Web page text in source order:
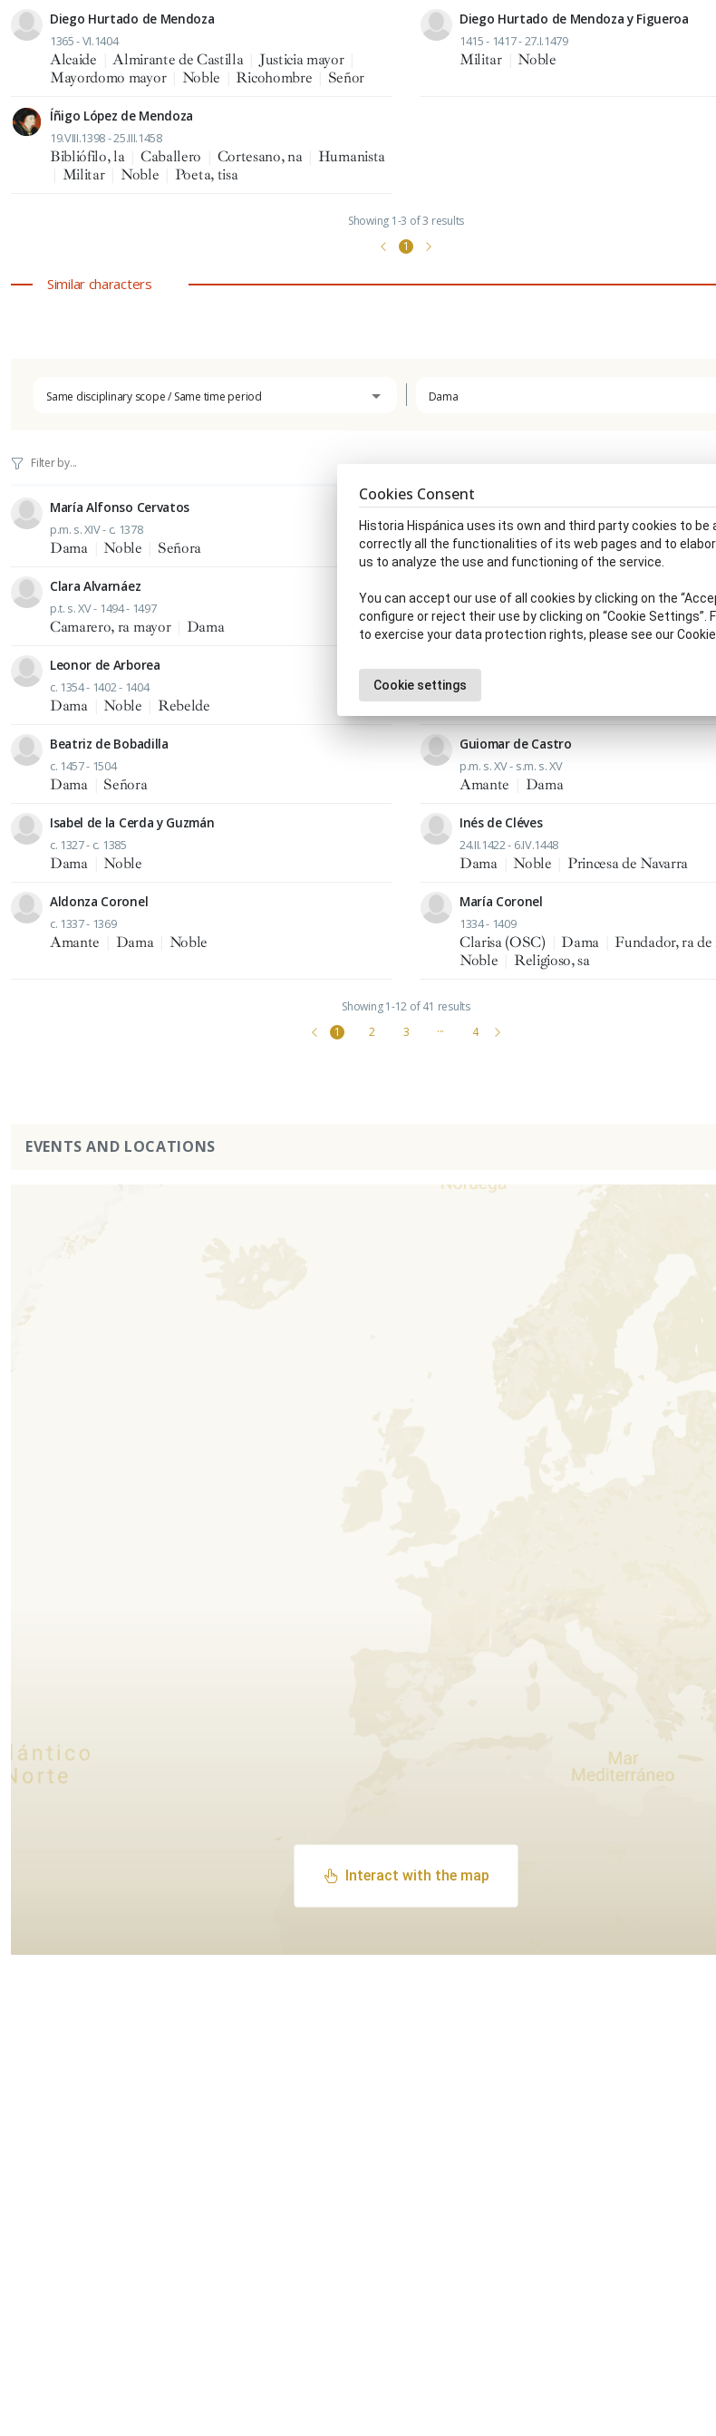
Diego Hurtado de Mendoza
1365 - VI.1404
Alcaide Almirante de Castilla Justicia mayor
Mayordomo mayor
Noble Ricohombre Señor
Diego Hurtado de Mendoza y Figueroa
1415 - 1417 - 27.I.1479
Militar Noble
Íñigo López de Mendoza
19.VIII.1398 - 25.III.1458
Bibliófilo, la Caballero Cortesano, na
Humanista
Militar Noble Poeta, tisa
Showing 1-3 of 3 results
1
Similar characters
Same disciplinary scope / Same time period Dama
María Alfonso Cervatos
p.m. s. XIV - c. 1378
Dama Noble Señora
Isabel de Almaraz
u.t. s. XIV - c. 1453
Dama|Noble
Clara Alvarnáez
p.t. s. XV - 1494 - 1497
Camarero, ra mayor Dama
X.1310 - 1353
Dama|Infante, ta de Aragón
Leonor de Arborea
c. 1354 - 1402 - 1404
Dama Noble Rebelde
Beatriz de Bobadilla
c. 1440 - 17.I.1511
Camarero, ra mayor
Beatriz de Bobadilla
c. 1457 - 1504
Dama Señora
Guiomar de Castro
p.m. s. XV - s.m. s. XV
Amante Dama
Isabel de la Cerda y Guzmán
c. 1327 - c. 1385
Dama Noble
Inés de Cléves
24.II.1422 - 6.IV.1448
Dama Noble Princesa de Navarra
Aldonza Coronel
c. 1337 - 1369
Amante Dama Noble
María Coronel
1334 - 1409
Clarisa (OSC) Dama Fundador, ra de
Noble
Religioso, sa
Showing 1-12 of 41 results
1
2 3 ··· 4
EVENTS AND LOCATIONS
Interact with the map
Cookies Consent
Historia Hispánica uses its own and third party cookies to be
correctly all the functionalities of its web pages and to
us to analyze the use and functioning of the service.
You can accept our use of all cookies by clicking on the
configure or reject their use by clicking on “Cookie Settings”.
to exercise your data protection rights, please see our
Cookie settings